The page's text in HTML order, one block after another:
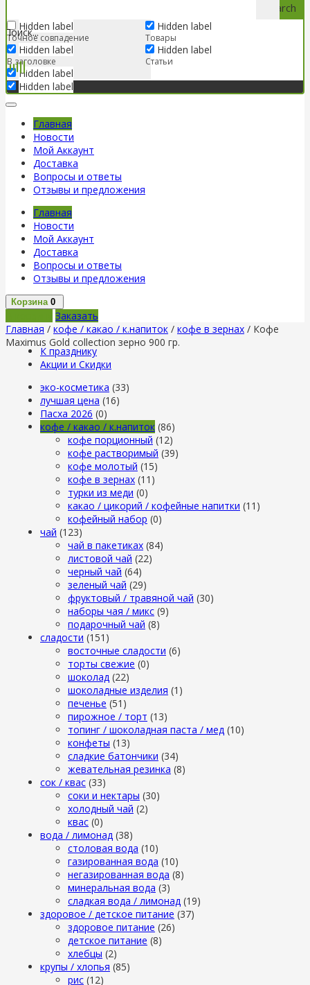
Search
Hidden label
Точное совпадение
Hidden label
В заголовке
Hidden label
Hidden label
Hidden label
Товары
Hidden label
Статьи
Главная
Новости
Мой Аккаунт
Доставка
Вопросы и ответы
Отзывы и предложения
Главная
Новости
Мой Аккаунт
Доставка
Вопросы и ответы
Отзывы и предложения
Корзина 0
Заказать
Главная / кофе / какао / к.напиток / кофе в зернах / Кофе
Maximus Gold collection зерно 900 гр.
К празднику
Акции и Скидки
эко-косметика (33)
лучшая цена (16)
Пасха 2026 (0)
кофе / какао / к.напиток (86)
кофе порционный (12)
кофе растворимый (39)
кофе молотый (15)
кофе в зернах (11)
турки из меди (0)
какао / цикорий / кофейные напитки (11)
кофейный набор (0)
чай (123)
чай в пакетиках (84)
листовой чай (22)
черный чай (64)
зеленый чай (29)
фруктовый / травяной чай (30)
наборы чая / микс (9)
подарочный чай (8)
сладости (151)
восточные сладости (6)
торты свежие (0)
шоколад (22)
шоколадные изделия (1)
печенье (51)
пирожное / торт (13)
топинг / шоколадная паста / мед (10)
конфеты (13)
сладкие батончики (34)
жевательная резинка (8)
сок / квас (33)
соки и нектары (30)
холодный чай (2)
квас (0)
вода / лимонад (38)
столовая вода (10)
газированная вода (10)
негазированная вода (8)
минеральная вода (3)
сладкая вода / лимонад (19)
здоровое / детское питание (37)
здоровое питание (26)
детское питание (8)
хлебцы (2)
крупы / хлопья (85)
рис (12)